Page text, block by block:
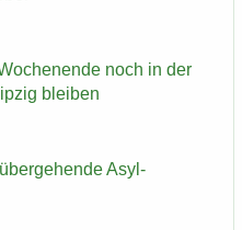
noch in der
blei­ben
Asyl-​